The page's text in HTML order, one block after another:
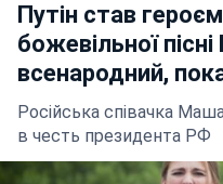
Путін став
божевільної
всенародний,
Російська співачка
в честь президента РФ